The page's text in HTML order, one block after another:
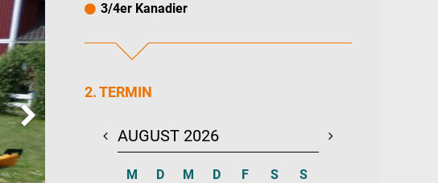
3/4er Kanadier
2. TERMIN
AUGUST 2026
M D M D F S S
SEPTEMBER